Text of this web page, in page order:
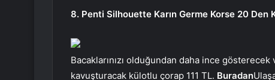
8. Penti Silhouette Karın Germe Korse 20 Den
Bacaklarınızı olduğundan daha ince
kavuşturacak külotlu çorap 111 TL. Buradan